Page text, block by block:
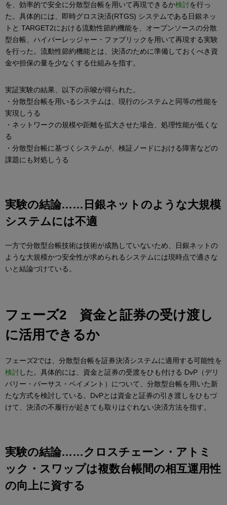
を、効率的で安全に分散型台帳を用いて再現できるか検討を行っ
た。具体的には、即時グロス決済(RTGS) システムである日銀ネッ
トと TARGET2における流動性節約機能を、オープンソースの分散
型台帳、ハイパーレッジャー・ファブリックを用いて再現する実験
を行った。流動性節約機能とは、決済のために準備しておくべき資
金や担保の量を少なくする仕組みを指す。
実証実験の結果、以下の示唆が得られた。
・分散型台帳を用いるシステムは、現行のシステムと同等の性能を
実現しうる
・ネットワークの規模や距離を拡大させた場合、処理性能が低くな
る
・分散型台帳に基づくシステムが、検証ノードにおける障害などの
課題にも対処しうる
実験の結論……日銀ネットのような大規模
システムには不適
一方で分散型台帳技術は技術が成熟していないため、日銀ネットの
ような大規模かつ安全性が求められるシステムには現時点で適さな
いと結論づけている。
フェーズ2 資金と証券の受け渡し
に活用できるか
フェーズ2では、分散型台帳を証券決済システムに適用する可能性を
検討した。具体的には、資金と証券の受渡をひも付ける DvP（デリ
バリー・バーサス・ペイメント）について、分散型台帳を用いた新
たな方式を検討している。DvPとは資金と証券の引き渡しをひもづ
けて、決済の不履行が起きても取りはぐれない決済方法を指す。
実験の結論……クロスチェーン・アトミ
ック・スワップは複数台帳間の相互運用性
の向上に資する